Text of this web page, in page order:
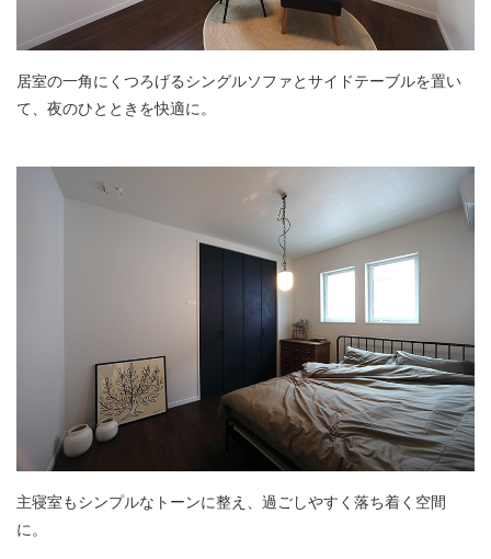
居室の一角にくつろげるシングルソファとサイドテーブルを置い
て、夜のひとときを快適に。
主寝室もシンプルなトーンに整え、過ごしやすく落ち着く空間
に。